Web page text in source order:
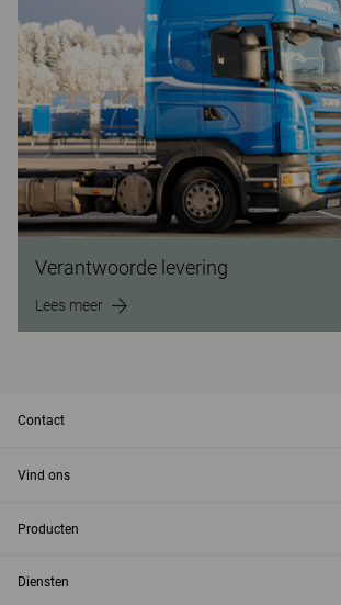
Verantwoorde levering
Lees meer
Contact
Vind ons
Producten
Diensten